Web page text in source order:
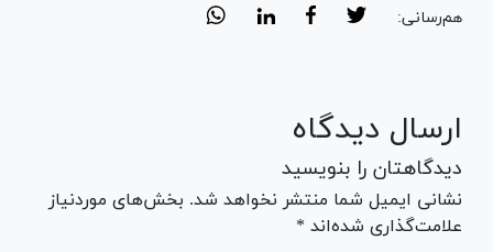
هم‌رسانی:
ارسال دیدگاه
دیدگاهتان را بنویسید
نشانی ایمیل شما منتشر نخواهد شد. بخش‌های موردنیاز
علامت‌گذاری شده‌اند *